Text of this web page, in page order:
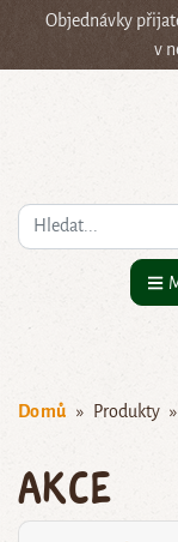
Objednávky
v
Co hledáte?
Domů Produkty
Akce